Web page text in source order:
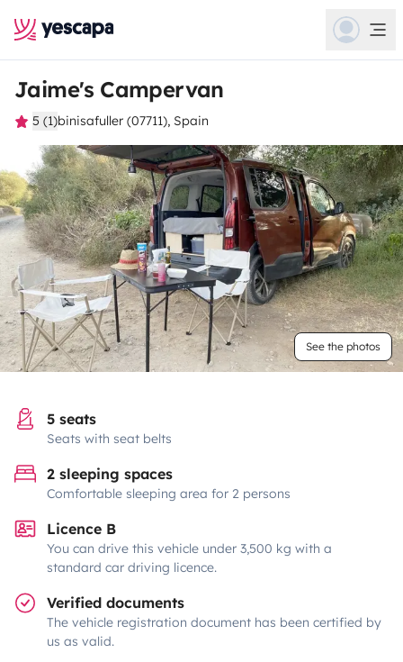
Jaime's Campervan
5 (1)binisafuller (07711), Spain
See the photos
5 seats
Seats with seat belts
2 sleeping spaces
Comfortable sleeping area for 2 persons
Licence B
You can drive this vehicle under 3,500 kg with a
standard car driving licence.
Verified documents
The vehicle registration document has been certified by
us as valid.